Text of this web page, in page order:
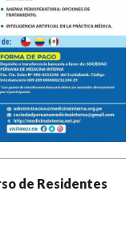
de Residentes